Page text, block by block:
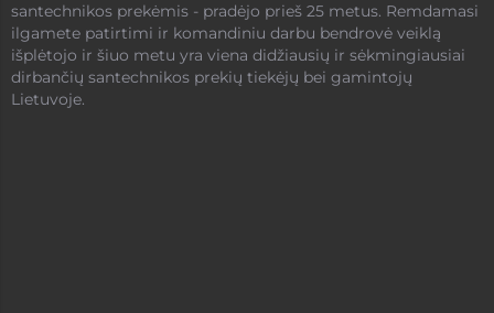
santechnikos prekėmis - pradėjo prieš 25 metus. Remdamasi
ilgamete patirtimi ir komandiniu darbu bendrovė veiklą
išplėtojo ir šiuo metu yra viena didžiausių ir sėkmingiausiai
dirbančių santechnikos prekių tiekėjų bei gamintojų
Lietuvoje.